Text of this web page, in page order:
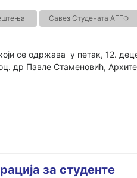
Савез Студената АГГФ
се одржава у петак, 12.
др Павле Стаменовић,
за студенте